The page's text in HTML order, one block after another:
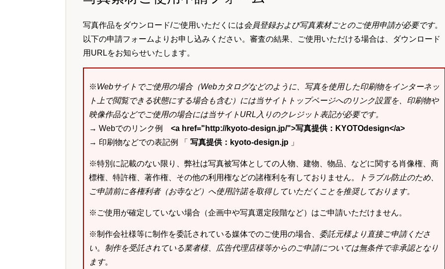
写真作品をダウンロード/ご使用いただくには会員登録および写真素材ごとのご使用申請が必要です。
以下の申請フォームよりお申し込みください。審査の結果、ご使用いただける場合は、ダウンロード
用URLをお知らせいたします。
※Webサイトでご使用の場合（Webカタログなどのように、写真を使用した印刷物をインターネッ
ト上で閲覧できる状態にする場合も含む）には当サイトトップページへのリンク設置を、印刷物や
映像作品などでご使用の場合には当サイトURL入りのクレジット表記が必要です。
→ Webでのリンク例 <a href="http://kyoto-design.jp/">写真提供：KYOTOdesign</a>
→ 印刷物などでの表記例 「 写真提供：kyoto-design.jp 」
※特別に記載のない限り、弊社は写真被写体としての人物、建物、物品、などに関する肖像権、商
標権、特許権、著作権、その他の利用権などの諸権利を有しておりません。
トラブル防止のため、
ご申請前に各権利者（お寺など）へ使用許諾を取得していただくことを推奨しております。
※ご使用が確定していない場合（企画中や写真選定段階など）はご申請いただけません。
※制作会社様等に制作を委託されている媒体でのご使用の場合、 委託元様より直接ご申請くださ
い。 制作を受託されている業者様、広告代理店様等からのご申請については無条件で非承認となり
ます。